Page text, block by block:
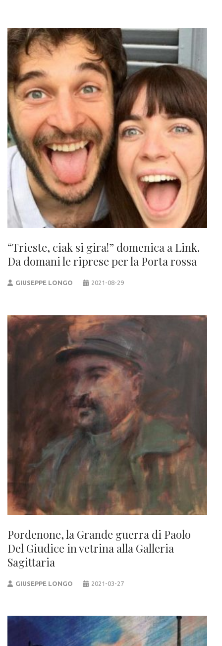
“Trieste, ciak si gira!” domenica a Link.
Da domani le riprese per la Porta rossa
GIUSEPPE LONGO 2021-08-29
Pordenone, la Grande guerra di Paolo
Del Giudice in vetrina alla Galleria
Sagittaria
GIUSEPPE LONGO 2021-03-27